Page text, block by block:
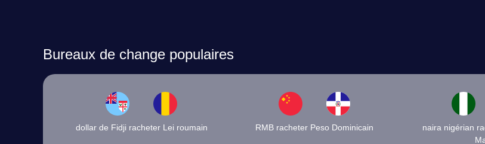
Bureaux de change populaires
dollar de Fidji racheter Lei roumain RMB racheter Peso Dominicain
naira nigérian